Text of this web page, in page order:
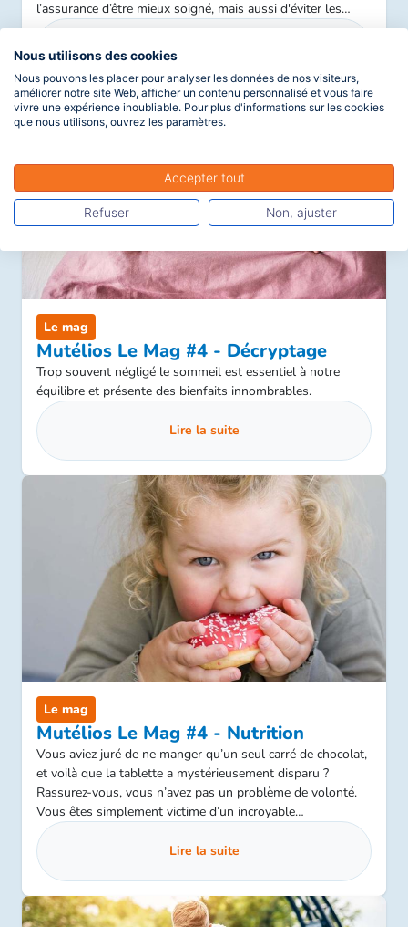
l’assurance d’être mieux soigné, mais aussi d'éviter les
mauvaises surprises au moment du remboursement. On
vous explique tout, simplement.
Le mag
Mutélios Le Mag #4 - Décryptage
Trop souvent négligé le sommeil est essentiel à notre
équilibre et présente des bienfaits innombrables.
Lire la suite
Le mag
Mutélios Le Mag #4 - Nutrition
Vous aviez juré de ne manger qu’un seul carré de chocolat,
et voilà que la tablette a mystérieusement disparu ?
Rassurez-vous, vous n’avez pas un problème de volonté.
Vous êtes simplement victime d’un incroyable
détournement cérébral qui remonte à l’âge de pierre.
Plongée au cœur de notre plus douce dépendance.
Lire la suite
Nous utilisons des cookies
Nous pouvons les placer pour analyser les données de nos visiteurs,
améliorer notre site Web, afficher un contenu personnalisé et vous faire
vivre une expérience inoubliable. Pour plus d'informations sur les cookies
que nous utilisons, ouvrez les paramètres.
Accepter tout
Refuser Non, ajuster